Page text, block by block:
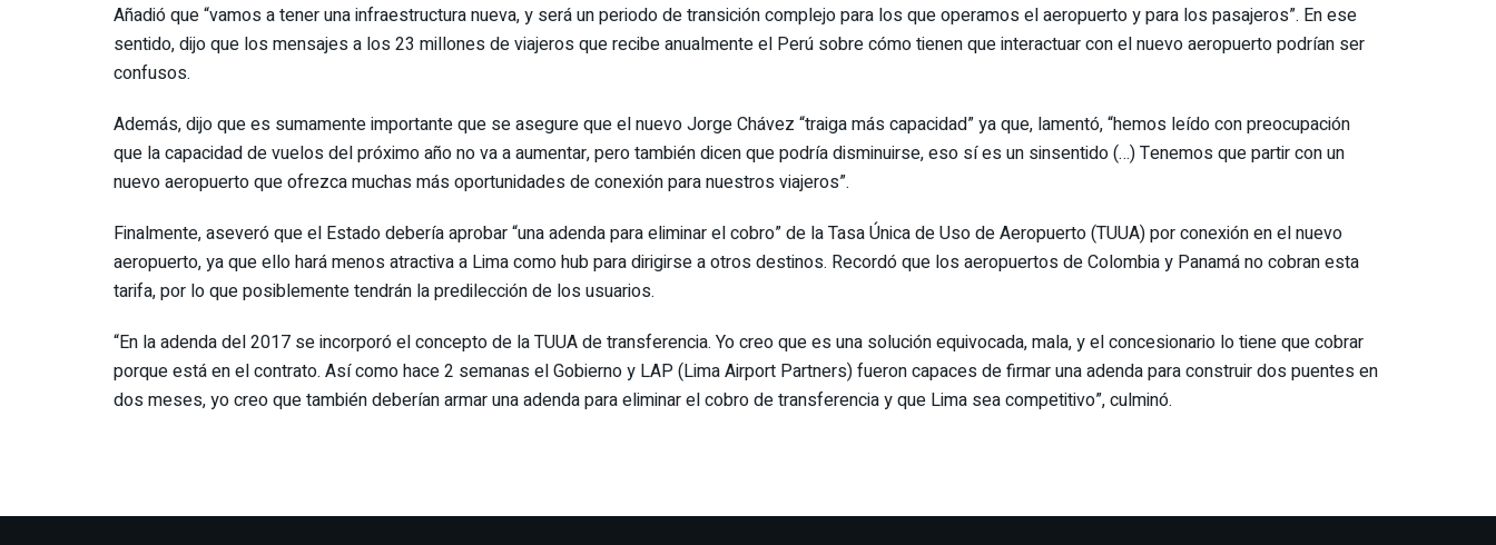
Añadió que “vamos a tener una infraestructura nueva, y será un periodo de transición complejo para los que operamos el aeropuerto y para los pasajeros”. En ese
sentido, dijo que los mensajes a los 23 millones de viajeros que recibe anualmente el Perú sobre cómo tienen que interactuar con el nuevo aeropuerto podrían ser
confusos.
Además, dijo que es sumamente importante que se asegure que el nuevo Jorge Chávez “traiga más capacidad” ya que, lamentó, “hemos leído con preocupación
que la capacidad de vuelos del próximo año no va a aumentar, pero también dicen que podría disminuirse, eso sí es un sinsentido (…) Tenemos que partir con un
nuevo aeropuerto que ofrezca muchas más oportunidades de conexión para nuestros viajeros”.
Finalmente, aseveró que el Estado debería aprobar “una adenda para eliminar el cobro” de la Tasa Única de Uso de Aeropuerto (TUUA) por conexión en el nuevo
aeropuerto, ya que ello hará menos atractiva a Lima como hub para dirigirse a otros destinos. Recordó que los aeropuertos de Colombia y Panamá no cobran esta
tarifa, por lo que posiblemente tendrán la predilección de los usuarios.
“En la adenda del 2017 se incorporó el concepto de la TUUA de transferencia. Yo creo que es una solución equivocada, mala, y el concesionario lo tiene que cobrar
porque está en el contrato. Así como hace 2 semanas el Gobierno y LAP (Lima Airport Partners) fueron capaces de firmar una adenda para construir dos puentes en
dos meses, yo creo que también deberían armar una adenda para eliminar el cobro de transferencia y que Lima sea competitivo”, culminó.